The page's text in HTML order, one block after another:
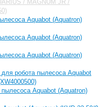
/ MAGNUM JR /
Aquabot (Aquatron)
Aquabot (Aquatron)
Aquabot (Aquatron)
робота пылесоса Aquabot
Aquabot (Aquatron)